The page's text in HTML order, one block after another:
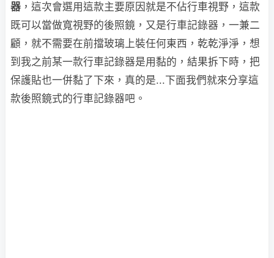
器 ，這次會選用這款主要原因就是不佔行車視野，這款
既可以當做寬視野的後照鏡，又是行車記錄器，一兼二
顧，就不需要在前擋玻璃上裝任何東西，乾乾淨淨，想
到我之前某一款行車記錄器是用黏的，結果拆下時，把
保護貼也一併黏了下來，真的是...下面我們就來分享這
款後照鏡式的行車記錄器吧。